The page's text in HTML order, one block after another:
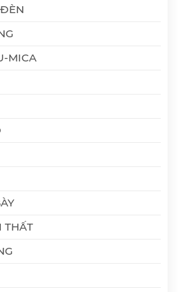
MICA
THẤT